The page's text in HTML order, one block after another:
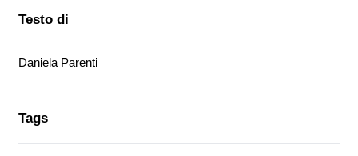
Testo di
Daniela Parenti
Tags